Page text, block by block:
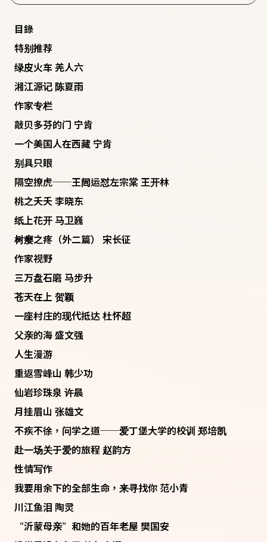
目錄
特别推荐
绿皮火车 羌人六
湘江源记 陈夏雨
作家专栏
敲贝多芬的门 宁肯
一个美国人在西藏 宁肯
别具只眼
隔空撩虎──王闿运怼左宗棠 王开林
桃之夭夭 李晓东
纸上花开 马卫巍
树瘿之疼（外二篇） 宋长征
作家视野
三万盘石磨 马步升
苍天在上 贺颖
一座村庄的现代抵达 杜怀超
父亲的海 盛文强
人生漫游
重返雪峰山 韩少功
仙岩珍珠泉 许晨
月挂眉山 张雄文
不疾不徐，问学之道──爱丁堡大学的校训 郑培凯
赴一场关于爱的旅程 赵韵方
性情写作
我要用余下的全部生命，来寻找你 范小青
川江鱼泪 陶灵
“沂蒙母亲”和她的百年老屋 樊国安